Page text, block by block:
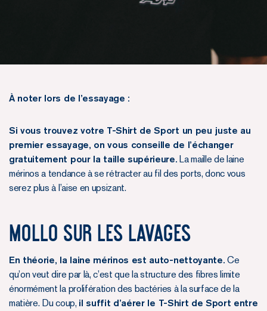
À noter lors de l’essayage :
Si vous trouvez votre T-Shirt de Sport un peu juste au
premier essayage, on vous conseille de l’échanger
gratuitement pour la taille supérieure. La maille de laine
mérinos a tendance à se rétracter au fil des ports, donc vous
serez plus à l’aise en upsizant.
Mollo sur les lavages
En théorie, la laine mérinos est auto-nettoyante. Ce
qu’on veut dire par là, c’est que la structure des fibres limite
énormément la prolifération des bactéries à la surface de la
matière. Du coup, il suffit d’aérer le T-Shirt de Sport entre